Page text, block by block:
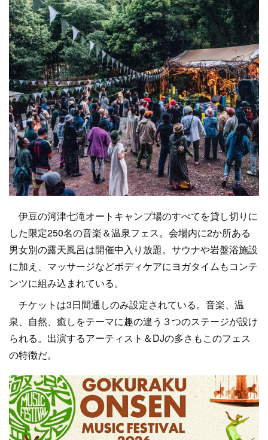
伊豆の河津七滝オートキャンプ場のすべてを貸し切りに
した限定250名の音楽＆温泉フェス。会場内に2か所ある
男女別の露天風呂は開催中入り放題。サウナや岩盤浴施設
に加え、マッサージなどボディケアにヨガタイムもコンテ
ンツに組み込まれている。
チケットは3日間通しのみ設定されている。音楽、温
泉、自然、癒しをテーマに趣の違う３つのステージが設け
られる。出演するアーティスト＆DJの多さもこのフェス
の特徴だ。